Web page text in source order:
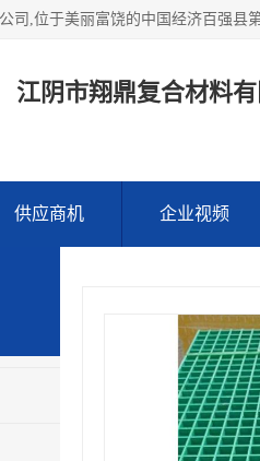
江阴市翔鼎复合材料有
供应商机 企业视频